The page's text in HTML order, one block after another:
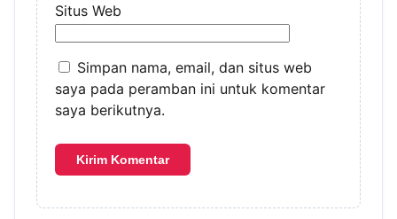
Situs Web
Simpan nama, email, dan situs web
saya pada peramban ini untuk komentar
saya berikutnya.